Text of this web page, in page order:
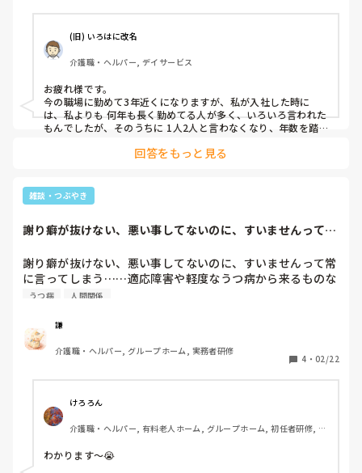
す。特別養護老人ホームでは、採用担当者の方は、親切な方
がたくさんいらっしゃいました。採用もさせていただき、と
ても、嬉しい気持ちにもなりました。けれど、いざ、働いて
見ると、管理職の方は、現場に目を向けない、また、現場も
無法地帯化で、新人に対してのイジメが凄いです。新人でな
くても、管理職の方が全然仕事をやらない、また、惰性化し
ているのが、よく見られました。特に直属の上司(主任やリ
ーダー)がダメな方が多かったです。全然人材育成しない、
た。結局、自分も我慢していかなければ、現場では、生き残
る。のが、鉄則と、学びました。
(旧) いろはに改名
介護職・ヘルパー, デイサービス
お疲れ様です。
今の職場に勤めて3年近くになりますが、私が入社した時に
は、私よりも 何年も長く勤めてる人が多く、いろいろ言われた
もんでしたが、そのうちに 1人2人と言わなくなり、年数を踏
したが、言うやつは言うんですよね。
注意という嫌味を言われ続けています。
てもらえるので今も勤められています。本当に管理者の方には
私の経験からですが、上司がしっかりしているかしっかりして
いないかによっても続くが続かないかというのが あるんだなぁ
と思います。
回答をもっと見る
雑談・つぶやき
謝り癖が抜けない、悪い事してないのに、すいませんって常
謝り癖が抜けない、悪い事してないのに、すいませんって常
に言ってしまう……適応障害や軽度なうつ病から来るものな
んかな、人間関係や言葉遣いって難しい
うつ病 人間関係
謙
介護職・ヘルパー, グループホーム, 実務者研修
4 ・ 02/22
けろろん
介護職・ヘルパー, 有料老人ホーム, グループホーム, 初任者研修, 実
わかります～😭